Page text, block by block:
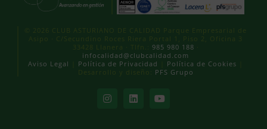
© 2026 CLUB ASTURIANO DE CALIDAD Parque Empresarial de
Asipo · C/Secundino Roces Riera Portal 1, Piso 2, Oficina 3
33428 Llanera · Tlfn.: 985 980 188
infocalidad@clubcalidad.com
Aviso Legal
Política de Privacidad Política de Cookies
Desarrollo y diseño:
PFS Grupo
InstagramLinkedInYouTube